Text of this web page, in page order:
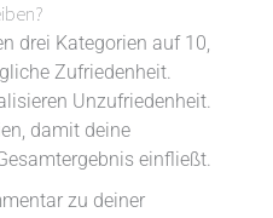
drei Kategorien auf 10,
Zufriedenheit.
Unzufriedenheit.
damit deine
einfließt.
zu deiner